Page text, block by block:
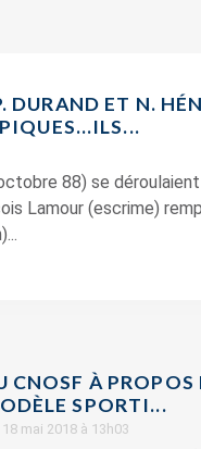
DURAND ET N.
88) se
Lamour (escrime)
CNOSF À
SPORTI...
mai 2018 à 13h03